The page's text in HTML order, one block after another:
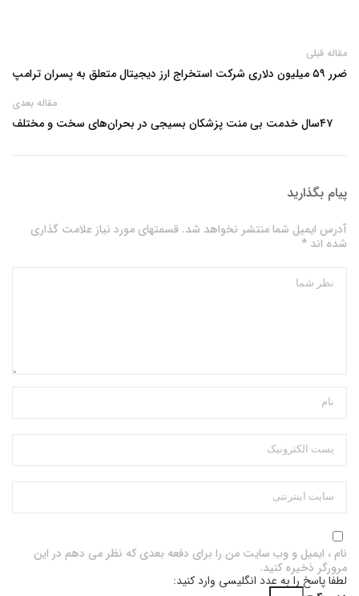
مقاله قبلی
ضرر ۵۹ میلیون دلاری شرکت استخراج ارز دیجیتال متعلق به پسران ترامپ
مقاله بعدی
۴۷سال خدمت بی منت پزشکان بسیجی در بحران‌های سخت و مختلف
پیام بگذارید
آدرس ایمیل شما منتشر نخواهد شد. قسمتهای مورد نیاز علامت گذاری
شده اند *
نام ، ایمیل و وب سایت من را برای دفعه بعدی که نظر می دهم در این
مرورگر ذخیره کنید.
لطفا پاسخ را به عدد انگلیسی وارد کنید: